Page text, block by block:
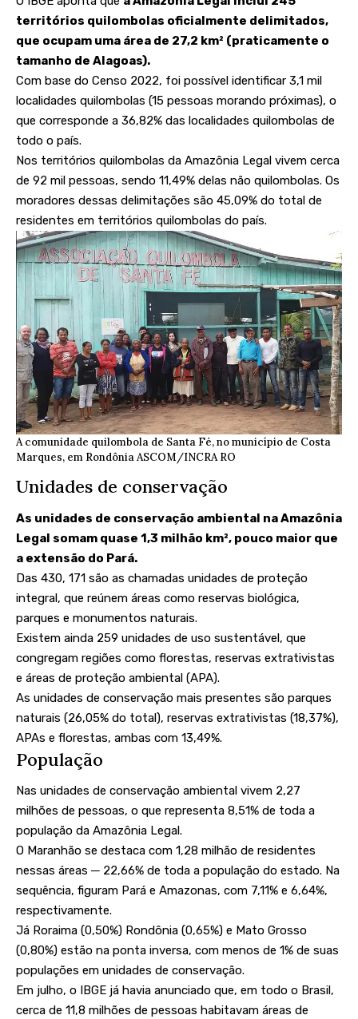
territórios quilombolas oficialmente delimitados,
que ocupam uma área de 27,2 km² (praticamente o
tamanho de Alagoas).
Com base do Censo 2022, foi possível identificar 3,1 mil
localidades quilombolas (15 pessoas morando próximas), o
que corresponde a 36,82% das localidades quilombolas de
todo o país.
Nos territórios quilombolas da Amazônia Legal vivem cerca
de 92 mil pessoas, sendo 11,49% delas não quilombolas. Os
moradores dessas delimitações são 45,09% do total de
residentes em territórios quilombolas do país.
A comunidade quilombola de Santa Fé, no município de Costa
Marques, em RondôniaASCOM/INCRA RO
Unidades de conservação
As unidades de conservação ambiental na Amazônia
Legal somam quase 1,3 milhão km², pouco maior que
a extensão do Pará.
Das 430, 171 são as chamadas unidades de proteção
integral, que reúnem áreas como reservas biológica,
parques e monumentos naturais.
Existem ainda 259 unidades de uso sustentável, que
congregam regiões como florestas, reservas extrativistas
e áreas de proteção ambiental (APA).
As unidades de conservação mais presentes são parques
naturais (26,05% do total), reservas extrativistas (18,37%),
APAs e florestas, ambas com 13,49%.
População
Nas unidades de conservação ambiental vivem 2,27
milhões de pessoas, o que representa 8,51% de toda a
população da Amazônia Legal.
O Maranhão se destaca com 1,28 milhão de residentes
nessas áreas ─ 22,66% de toda a população do estado. Na
sequência, figuram Pará e Amazonas, com 7,11% e 6,64%,
respectivamente.
Já Roraima (0,50%) Rondônia (0,65%) e Mato Grosso
(0,80%) estão na ponta inversa, com menos de 1% de suas
populações em unidades de conservação.
Em julho, o IBGE já havia anunciado que, em todo o Brasil,
cerca de 11,8 milhões de pessoas habitavam áreas de